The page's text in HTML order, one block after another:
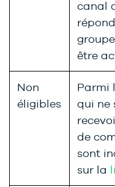
canal
être
Non
éligibles
Parmi
qui ne
de
sont
sur la